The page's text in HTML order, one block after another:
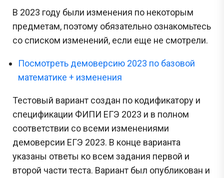
В 2023 году были изменения по некоторым
предметам, поэтому обязательно ознакомьтесь
со списком изменений, если еще не смотрели.
Посмотреть демоверсию 2023 по базовой
математике + изменения
Тестовый вариант создан по кодификатору и
спецификации ФИПИ ЕГЭ 2023 и в полном
соответствии со всеми изменениями
демоверсии ЕГЭ 2023. В конце варианта
указаны ответы ко всем задания первой и
второй части теста. Вариант был опубликован и